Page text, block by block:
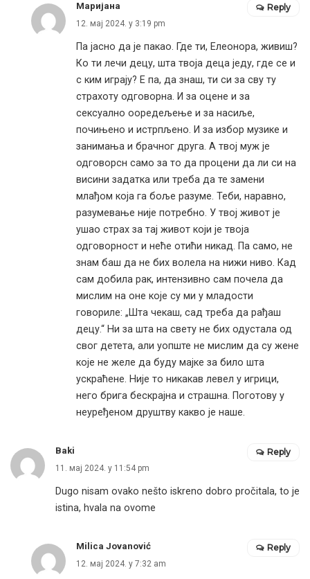
Маријана
12. мај 2024. у 3:19 pm
Па јасно да је пакао. Где ти, Елеонора, живиш?
Ко ти лечи децу, шта твоја деца једу, где се и
с ким играју? Е па, да знаш, ти си за сву ту
страхоту одговорна. И за оцене и за
сексуално ооредељење и за насиље,
почињено и истрпљено. И за избор музике и
занимања и брачног друга. А твој муж је
одговорсн само за то да процени да ли си на
висини задатка или треба да те замени
млађом која га боље разуме. Теби, наравно,
разумевање није потребно. У твој живот је
ушао страх за тај живот који је твоја
одговорност и неће отићи никад. Па само, не
знам баш да не бих волела на нижи ниво. Кад
сам добила рак, интензивно сам почела да
мислим на оне које су ми у младости
говориле: „Шта чекаш, сад треба да рађаш
децу.“ Ни за шта на свету не бих одустала од
свог детета, али уопште не мислим да су жене
које не желе да буду мајке за било шта
ускраћене. Није то никакав левел у игрици,
него брига бескрајна и страшна. Поготову у
неуређеном друштву какво је наше.
Reply
Baki
11. мај 2024. у 11:54 pm
Dugo nisam ovako nešto iskreno dobro pročitala, to je
istina, hvala na ovome
Reply
Milica Jovanović
12. мај 2024. у 7:32 am
Reply